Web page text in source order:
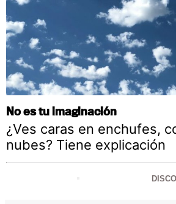
No es tu imaginación
¿Ves caras en enchufes,
nubes? Tiene explicación